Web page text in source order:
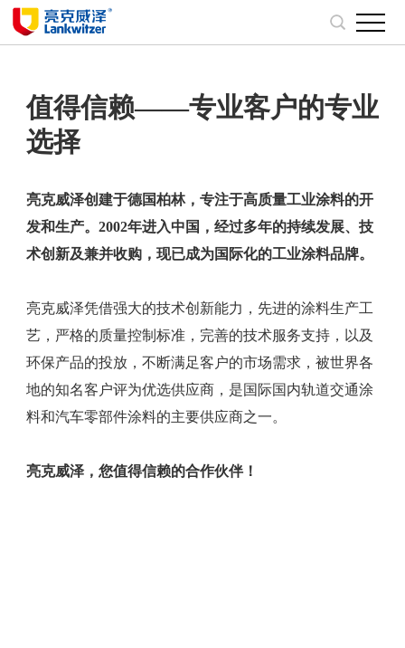
值得信赖——专业客户的专业
选择
亮克威泽创建于德国柏林，专注于高质量工业涂料的开
发和生产。2002年进入中国，经过多年的持续发展、技
术创新及兼并收购，现已成为国际化的工业涂料品牌。
亮克威泽凭借强大的技术创新能力，先进的涂料生产工
艺，严格的质量控制标准，完善的技术服务支持，以及
环保产品的投放，不断满足客户的市场需求，被世界各
地的知名客户评为优选供应商，是国际国内轨道交通涂
料和汽车零部件涂料的主要供应商之一。
亮克威泽，您值得信赖的合作伙伴！